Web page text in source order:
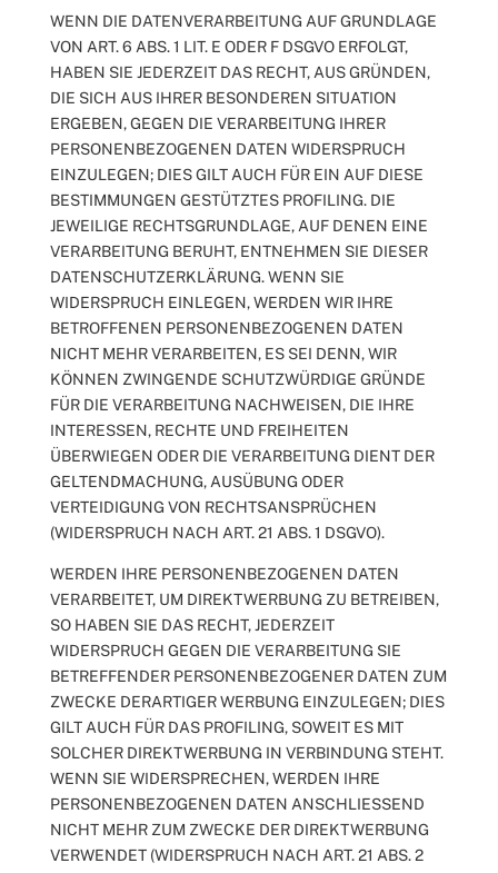
WENN DIE DATENVERARBEITUNG AUF GRUNDLAGE
VON ART. 6 ABS. 1 LIT. E ODER F DSGVO ERFOLGT,
HABEN SIE JEDERZEIT DAS RECHT, AUS GRÜNDEN,
DIE SICH AUS IHRER BESONDEREN SITUATION
ERGEBEN, GEGEN DIE VERARBEITUNG IHRER
PERSONENBEZOGENEN DATEN WIDERSPRUCH
EINZULEGEN; DIES GILT AUCH FÜR EIN AUF DIESE
BESTIMMUNGEN GESTÜTZTES PROFILING. DIE
JEWEILIGE RECHTSGRUNDLAGE, AUF DENEN EINE
VERARBEITUNG BERUHT, ENTNEHMEN SIE DIESER
DATENSCHUTZERKLÄRUNG. WENN SIE
WIDERSPRUCH EINLEGEN, WERDEN WIR IHRE
BETROFFENEN PERSONENBEZOGENEN DATEN
NICHT MEHR VERARBEITEN, ES SEI DENN, WIR
KÖNNEN ZWINGENDE SCHUTZWÜRDIGE GRÜNDE
FÜR DIE VERARBEITUNG NACHWEISEN, DIE IHRE
INTERESSEN, RECHTE UND FREIHEITEN
ÜBERWIEGEN ODER DIE VERARBEITUNG DIENT DER
GELTENDMACHUNG, AUSÜBUNG ODER
VERTEIDIGUNG VON RECHTSANSPRÜCHEN
(WIDERSPRUCH NACH ART. 21 ABS. 1 DSGVO).
WERDEN IHRE PERSONENBEZOGENEN DATEN
VERARBEITET, UM DIREKTWERBUNG ZU BETREIBEN,
SO HABEN SIE DAS RECHT, JEDERZEIT
WIDERSPRUCH GEGEN DIE VERARBEITUNG SIE
BETREFFENDER PERSONENBEZOGENER DATEN ZUM
ZWECKE DERARTIGER WERBUNG EINZULEGEN; DIES
GILT AUCH FÜR DAS PROFILING, SOWEIT ES MIT
SOLCHER DIREKTWERBUNG IN VERBINDUNG STEHT.
WENN SIE WIDERSPRECHEN, WERDEN IHRE
PERSONENBEZOGENEN DATEN ANSCHLIESSEND
NICHT MEHR ZUM ZWECKE DER DIREKTWERBUNG
VERWENDET (WIDERSPRUCH NACH ART. 21 ABS. 2